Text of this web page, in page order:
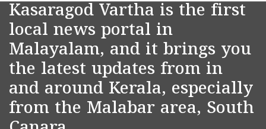
Kasaragod Vartha is the first
local news portal in
Malayalam, and it brings you
the latest updates from in
and around Kerala, especially
from the Malabar area, South